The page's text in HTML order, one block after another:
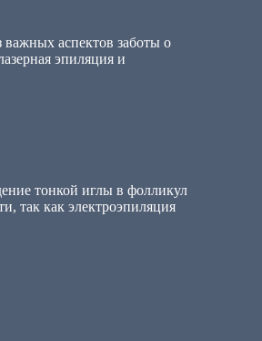
аспектов заботы о
эпиляция и
тонкой иглы в фолликул
так как электроэпиляция